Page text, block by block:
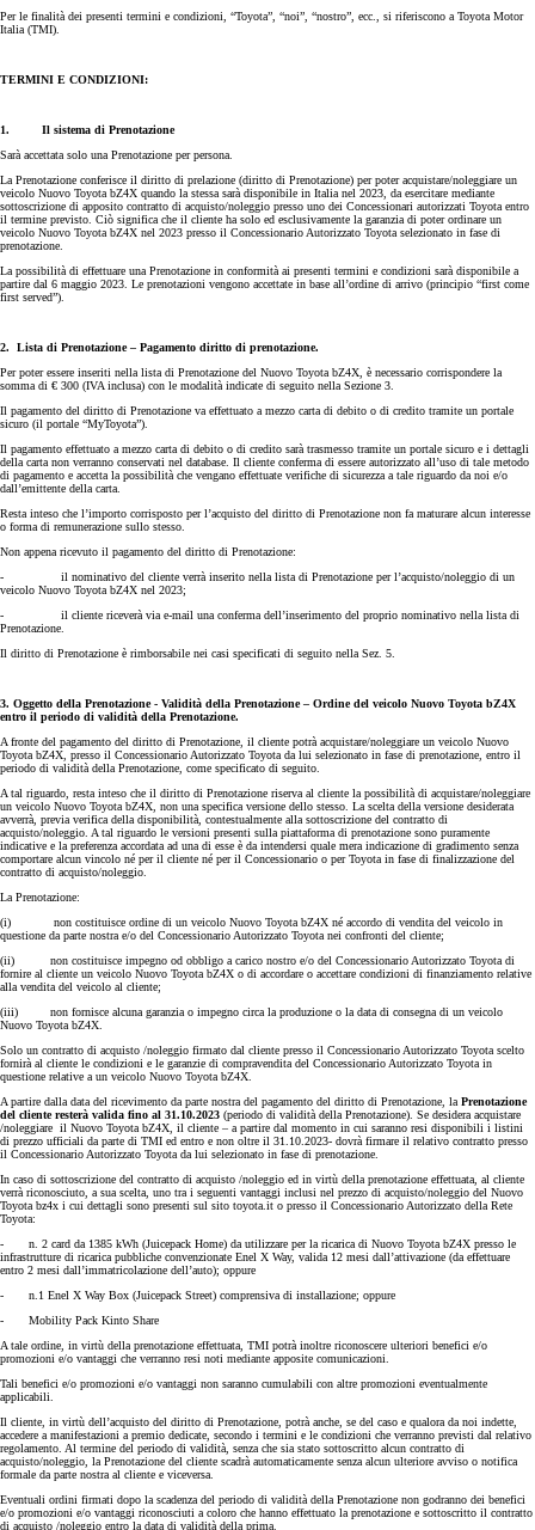
Per le finalità dei presenti termini e condizioni, “Toyota”, “noi”, “nostro”, ecc., si riferiscono a Toyota Motor
Italia (TMI).
TERMINI E CONDIZIONI:
1. Il sistema di Prenotazione
Sarà accettata solo una Prenotazione per persona.
La Prenotazione conferisce il diritto di prelazione (diritto di Prenotazione) per poter acquistare/noleggiare un
veicolo Nuovo Toyota bZ4X quando la stessa sarà disponibile in Italia nel 2023, da esercitare mediante
sottoscrizione di apposito contratto di acquisto/noleggio presso uno dei Concessionari autorizzati Toyota entro
il termine previsto. Ciò significa che il cliente ha solo ed esclusivamente la garanzia di poter ordinare un
veicolo Nuovo Toyota bZ4X nel 2023 presso il Concessionario Autorizzato Toyota selezionato in fase di
prenotazione.
La possibilità di effettuare una Prenotazione in conformità ai presenti termini e condizioni sarà disponibile a
partire dal 6 maggio 2023. Le prenotazioni vengono accettate in base all’ordine di arrivo (principio “first come
first served”).
2. Lista di Prenotazione – Pagamento diritto di prenotazione.
Per poter essere inseriti nella lista di Prenotazione del Nuovo Toyota bZ4X, è necessario corrispondere la
somma di € 300 (IVA inclusa) con le modalità indicate di seguito nella Sezione 3.
Il pagamento del diritto di Prenotazione va effettuato a mezzo carta di debito o di credito tramite un portale
sicuro (il portale “MyToyota”).
Il pagamento effettuato a mezzo carta di debito o di credito sarà trasmesso tramite un portale sicuro e i dettagli
della carta non verranno conservati nel database. Il cliente conferma di essere autorizzato all’uso di tale metodo
di pagamento e accetta la possibilità che vengano effettuate verifiche di sicurezza a tale riguardo da noi e/o
dall’emittente della carta.
Resta inteso che l’importo corrisposto per l’acquisto del diritto di Prenotazione non fa maturare alcun interesse
o forma di remunerazione sullo stesso.
Non appena ricevuto il pagamento del diritto di Prenotazione:
- il nominativo del cliente verrà inserito nella lista di Prenotazione per l’acquisto/noleggio di un
veicolo Nuovo Toyota bZ4X nel 2023;
- il cliente riceverà via e-mail una conferma dell’inserimento del proprio nominativo nella lista di
Prenotazione.
Il diritto di Prenotazione è rimborsabile nei casi specificati di seguito nella Sez. 5.
3. Oggetto della Prenotazione - Validità della Prenotazione – Ordine del veicolo Nuovo Toyota bZ4X
entro il periodo di validità della Prenotazione.
A fronte del pagamento del diritto di Prenotazione, il cliente potrà acquistare/noleggiare un veicolo Nuovo
Toyota bZ4X, presso il Concessionario Autorizzato Toyota da lui selezionato in fase di prenotazione, entro il
periodo di validità della Prenotazione, come specificato di seguito.
A tal riguardo, resta inteso che il diritto di Prenotazione riserva al cliente la possibilità di acquistare/noleggiare
un veicolo Nuovo Toyota bZ4X, non una specifica versione dello stesso. La scelta della versione desiderata
avverrà, previa verifica della disponibilità, contestualmente alla sottoscrizione del contratto di
acquisto/noleggio. A tal riguardo le versioni presenti sulla piattaforma di prenotazione sono puramente
indicative e la preferenza accordata ad una di esse è da intendersi quale mera indicazione di gradimento senza
comportare alcun vincolo né per il cliente né per il Concessionario o per Toyota in fase di finalizzazione del
contratto di acquisto/noleggio.
La Prenotazione:
(i) non costituisce ordine di un veicolo Nuovo Toyota bZ4X né accordo di vendita del veicolo in
questione da parte nostra e/o del Concessionario Autorizzato Toyota nei confronti del cliente;
(ii) non costituisce impegno od obbligo a carico nostro e/o del Concessionario Autorizzato Toyota di
fornire al cliente un veicolo Nuovo Toyota bZ4X o di accordare o accettare condizioni di finanziamento relative
alla vendita del veicolo al cliente;
(iii) non fornisce alcuna garanzia o impegno circa la produzione o la data di consegna di un veicolo
Nuovo Toyota bZ4X.
Solo un contratto di acquisto /noleggio firmato dal cliente presso il Concessionario Autorizzato Toyota scelto
fornirà al cliente le condizioni e le garanzie di compravendita del Concessionario Autorizzato Toyota in
questione relative a un veicolo Nuovo Toyota bZ4X.
A partire dalla data del ricevimento da parte nostra del pagamento del diritto di Prenotazione, la Prenotazione
del cliente resterà valida fino al 31.10.2023 (periodo di validità della Prenotazione). Se desidera acquistare
/noleggiare il Nuovo Toyota bZ4X, il cliente – a partire dal momento in cui saranno resi disponibili i listini
di prezzo ufficiali da parte di TMI ed entro e non oltre il 31.10.2023- dovrà firmare il relativo contratto presso
il Concessionario Autorizzato Toyota da lui selezionato in fase di prenotazione.
In caso di sottoscrizione del contratto di acquisto /noleggio ed in virtù della prenotazione effettuata, al cliente
verrà riconosciuto, a sua scelta, uno tra i seguenti vantaggi inclusi nel prezzo di acquisto/noleggio del Nuovo
Toyota bz4x i cui dettagli sono presenti sul sito toyota.it o presso il Concessionario Autorizzato della Rete
Toyota:
- n. 2 card da 1385 kWh (Juicepack Home) da utilizzare per la ricarica di Nuovo Toyota bZ4X presso le
infrastrutture di ricarica pubbliche convenzionate Enel X Way, valida 12 mesi dall’attivazione (da effettuare
entro 2 mesi dall’immatricolazione dell’auto); oppure
- n.1 Enel X Way Box (Juicepack Street) comprensiva di installazione; oppure
- Mobility Pack Kinto Share
A tale ordine, in virtù della prenotazione effettuata, TMI potrà inoltre riconoscere ulteriori benefici e/o
promozioni e/o vantaggi che verranno resi noti mediante apposite comunicazioni.
Tali benefici e/o promozioni e/o vantaggi non saranno cumulabili con altre promozioni eventualmente
applicabili.
Il cliente, in virtù dell’acquisto del diritto di Prenotazione, potrà anche, se del caso e qualora da noi indette,
accedere a manifestazioni a premio dedicate, secondo i termini e le condizioni che verranno previsti dal relativo
regolamento. Al termine del periodo di validità, senza che sia stato sottoscritto alcun contratto di
acquisto/noleggio, la Prenotazione del cliente scadrà automaticamente senza alcun ulteriore avviso o notifica
formale da parte nostra al cliente e viceversa.
Eventuali ordini firmati dopo la scadenza del periodo di validità della Prenotazione non godranno dei benefici
e/o promozioni e/o vantaggi riconosciuti a coloro che hanno effettuato la prenotazione e sottoscritto il contratto
di acquisto /noleggio entro la data di validità della prima.